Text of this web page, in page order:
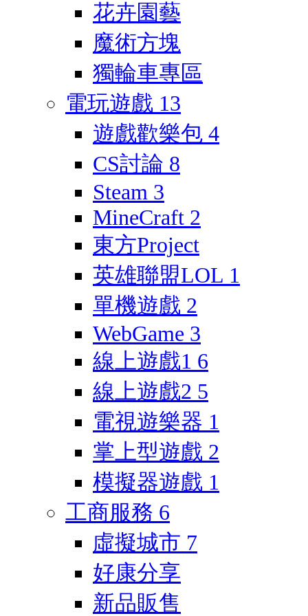
花卉園藝
魔術方塊
獨輪車專區
電玩遊戲 13
遊戲歡樂包 4
CS討論 8
Steam 3
MineCraft 2
東方Project
英雄聯盟LOL 1
單機遊戲 2
WebGame 3
線上遊戲1 6
線上遊戲2 5
電視遊樂器 1
掌上型遊戲 2
模擬器遊戲 1
工商服務 6
虛擬城市 7
好康分享
新品販售